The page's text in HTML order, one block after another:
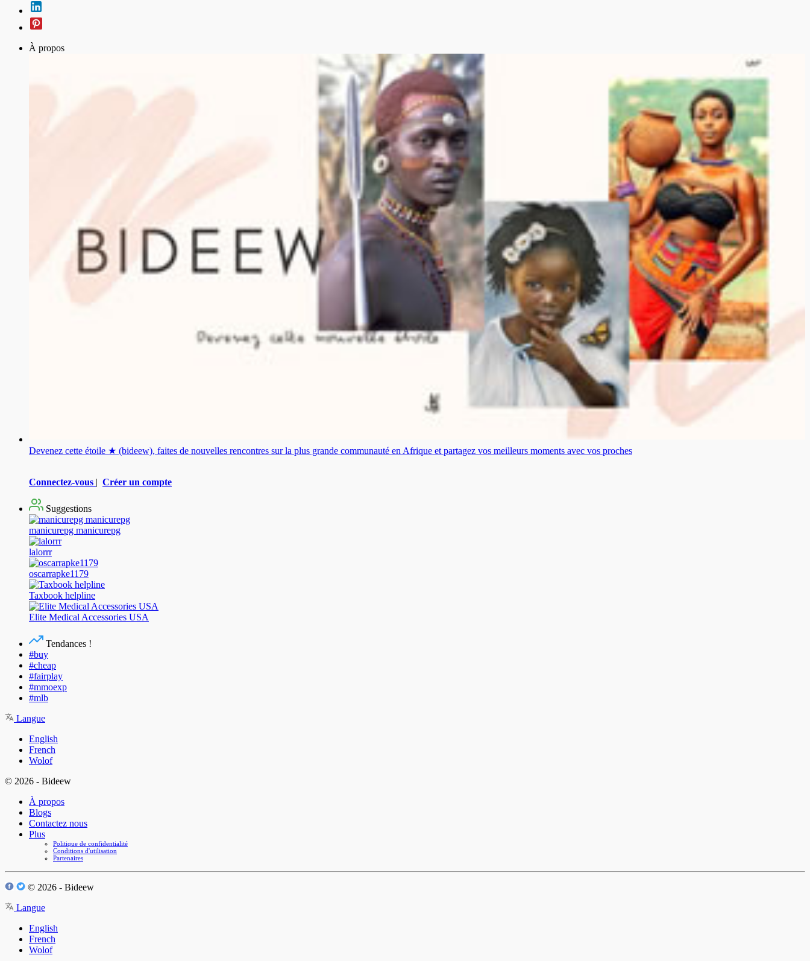
À propos
Devenez cette étoile ★ (bideew), faites de nouvelles rencontres sur la plus grande communauté en Afrique et partagez vos meilleurs moments avec vos proches
Connectez-vous | Créer un compte
Suggestions
manicurepg manicurepg
lalorrr
oscarrapke1179
Taxbook helpline
Elite Medical Accessories USA
Tendances !
#buy
#cheap
#fairplay
#mmoexp
#mlb
Langue
English
French
Wolof
© 2026 - Bideew
À propos
Blogs
Contactez nous
Plus
Politique de confidentialité
Conditions d'utilisation
Partenaires
© 2026 - Bideew
Langue
English
French
Wolof